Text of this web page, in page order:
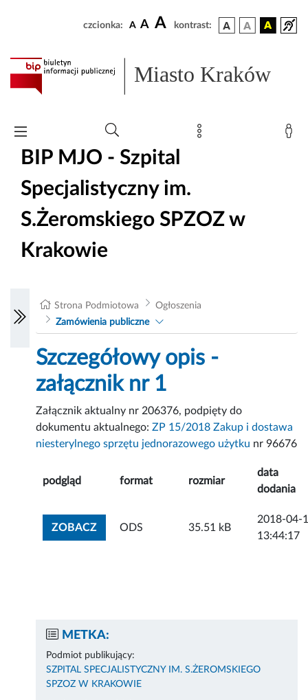
czcionka: A A A kontrast:
Miasto Kraków
BIP MJO - Szpital
Specjalistyczny im.
S.Żeromskiego SPZOZ w
Krakowie
Strona Podmiotowa
Ogłoszenia
Zamówienia publiczne
Szczegółowy opis -
załącznik nr 1
Załącznik aktualny nr 206376, podpięty do
dokumentu aktualnego:ZP 15/2018 Zakup i dostawa
niesterylnego sprzętu jednorazowego użytku nr 96676
podgląd format rozmiar
data
dodania
ZOBACZZOBACZ ZAŁĄCZNIK
ODS 35.51 kB
2018-04-
13:44:17
METKA:
Podmiot publikujący:
SZPITAL SPECJALISTYCZNY IM. S.ŻEROMSKIEGO
SPZOZ W KRAKOWIE